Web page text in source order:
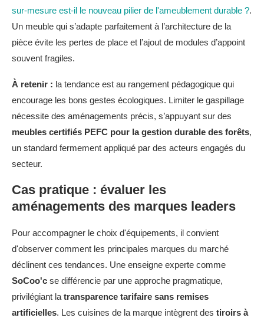
sur-mesure est-il le nouveau pilier de l'ameublement durable ?.
Un meuble qui s’adapte parfaitement à l’architecture de la
pièce évite les pertes de place et l’ajout de modules d’appoint
souvent fragiles.
À retenir : la tendance est au rangement pédagogique qui
encourage les bons gestes écologiques. Limiter le gaspillage
nécessite des aménagements précis, s’appuyant sur des
meubles certifiés PEFC pour la gestion durable des forêts,
un standard fermement appliqué par des acteurs engagés du
secteur.
Cas pratique : évaluer les
aménagements des marques leaders
Pour accompagner le choix d'équipements, il convient
d'observer comment les principales marques du marché
déclinent ces tendances. Une enseigne experte comme
SoCoo'c se différencie par une approche pragmatique,
privilégiant la transparence tarifaire sans remises
artificielles. Les cuisines de la marque intègrent des tiroirs à